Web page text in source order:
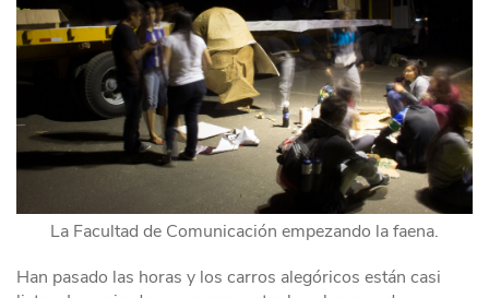
La Facultad de Comunicación empezando la faena.
Han pasado las horas y los carros alegóricos están casi